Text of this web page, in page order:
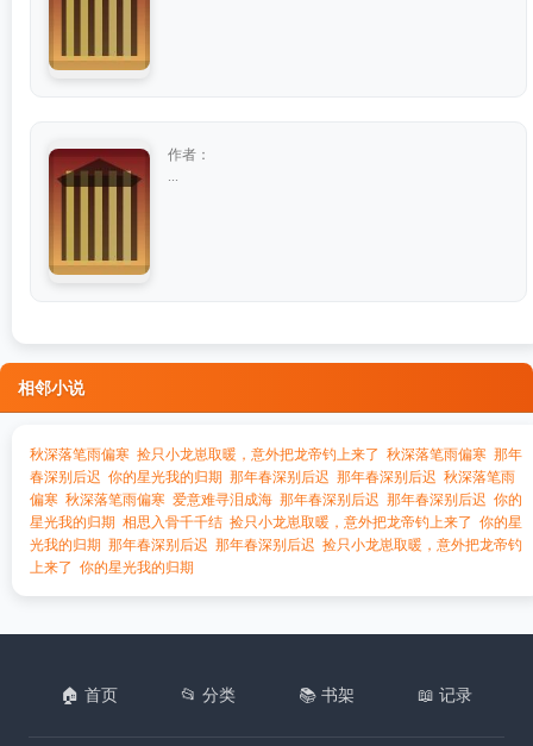
作者：
相邻小说
秋深落笔雨偏寒 捡只小龙崽取暖，意外把龙帝钓上来了 秋深落笔雨偏寒 那年
春深别后迟 你的星光我的归期 那年春深别后迟 那年春深别后迟 秋深落笔雨
偏寒 秋深落笔雨偏寒 爱意难寻泪成海 那年春深别后迟 那年春深别后迟 你的
星光我的归期 相思入骨千千结 捡只小龙崽取暖，意外把龙帝钓上来了 你的星
光我的归期 那年春深别后迟 那年春深别后迟 捡只小龙崽取暖，意外把龙帝钓
上来了 你的星光我的归期
🏠 首页 📂 分类 📚 书架 📖 记录